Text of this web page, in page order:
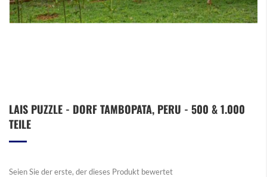
Anfang
der
LAIS PUZZLE - DORF TAMBOPATA, PERU - 500 & 1.000
TEILE
Seien Sie der erste, der dieses Produkt bewertet